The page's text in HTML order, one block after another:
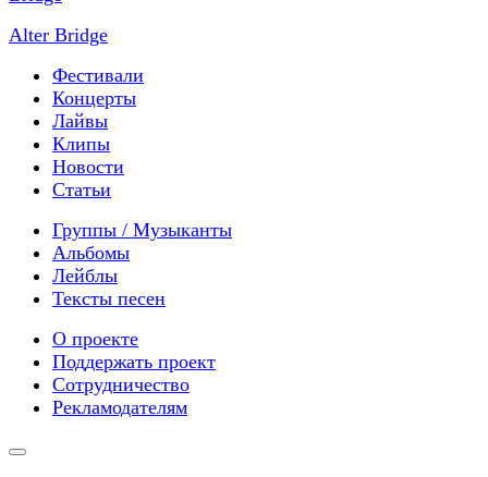
Alter Bridge
Фестивали
Концерты
Лайвы
Клипы
Новости
Статьи
Группы / Музыканты
Альбомы
Лейблы
Тексты песен
О проекте
Поддержать проект
Сотрудничество
Рекламодателям